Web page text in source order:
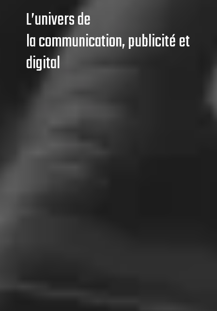
L’univers de
la communication, publicité et
digital